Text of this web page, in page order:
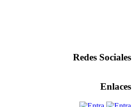
Redes Sociales
Enlaces